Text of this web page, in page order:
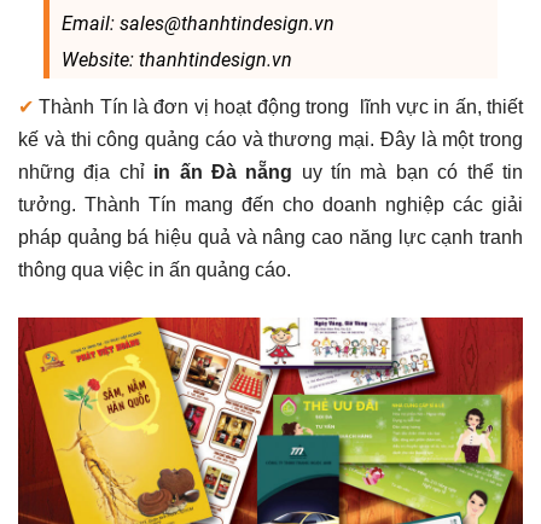
Email: sales@thanhtindesign.vn
Website: thanhtindesign.vn
✔ Thành Tín là đơn vị hoạt động trong lĩnh vực in ấn, thiết
kế và thi công quảng cáo và thương mại. Đây là một trong
những địa chỉ in ấn Đà nẵng uy tín mà bạn có thể tin
tưởng. Thành Tín mang đến cho doanh nghiệp các giải
pháp quảng bá hiệu quả và nâng cao năng lực cạnh tranh
thông qua việc in ấn quảng cáo.